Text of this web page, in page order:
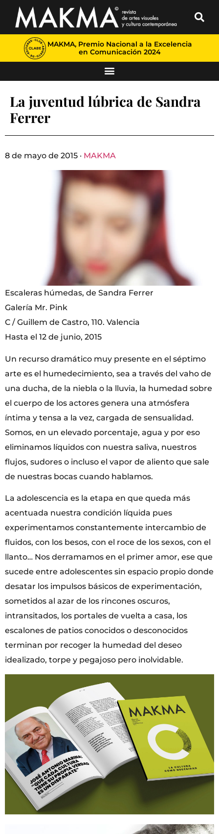
MAKMA, Premio Nacional a la Excelencia
en Comunicación 2024
La juventud lúbrica de Sandra
Ferrer
8 de mayo de 2015 · MAKMA
Escaleras húmedas, de Sandra Ferrer
Galería Mr. Pink
C / Guillem de Castro, 110. Valencia
Hasta el 12 de junio, 2015
Un recurso dramático muy presente en el séptimo
arte es el humedecimiento, sea a través del vaho de
una ducha, de la niebla o la lluvia, la humedad sobre
el cuerpo de los actores genera una atmósfera
íntima y tensa a la vez, cargada de sensualidad.
Somos, en un elevado porcentaje, agua y por eso
eliminamos líquidos con nuestra saliva, nuestros
flujos, sudores o incluso el vapor de aliento que sale
de nuestras bocas cuando hablamos.
La adolescencia es la etapa en que queda más
acentuada nuestra condición líquida pues
experimentamos constantemente intercambio de
fluidos, con los besos, con el roce de los sexos, con el
llanto… Nos derramamos en el primer amor, ese que
sucede entre adolescentes sin espacio propio donde
desatar los impulsos básicos de experimentación,
sometidos al azar de los rincones oscuros,
intransitados, los portales de vuelta a casa, los
escalones de patios conocidos o desconocidos
terminan por recoger la humedad del deseo
idealizado, torpe y pegajoso pero inolvidable.